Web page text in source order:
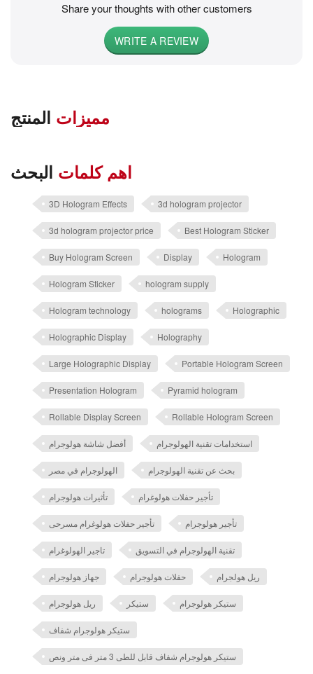
Share your thoughts with other customers
WRITE A REVIEW
مميزات المنتج
اهم كلمات البحث
3D Hologram Effects 3d hologram projector
3d hologram projector price Best Hologram Sticker
Buy Hologram Screen Display Hologram
Hologram Sticker hologram supply
Hologram technology holograms Holographic
Holographic Display Holography
Large Holographic Display Portable Hologram Screen
Presentation Hologram Pyramid hologram
Rollable Display Screen Rollable Hologram Screen
أفضل شاشة هولوجرام استخدامات تقنية الهولوجرام
الهولوجرام في مصر بحث عن تقنية الهولوجرام
تأثيرات هولوجرام تأجير حفلات هولوغرام
تأجير حفلات هولوغرام مسرحى تأجير هولوجرام
تاجير الهولوغرام تقنية الهولوجرام في التسويق
جهاز هولوجرام حفلات هولوجرام ريل هولجرام
ريل هولوجرام ستيكر ستيكر هولوجرام
ستيكر هولوجرام شفاف
ستيكر هولوجرام شفاف قابل للطى 3 متر فى متر ونص